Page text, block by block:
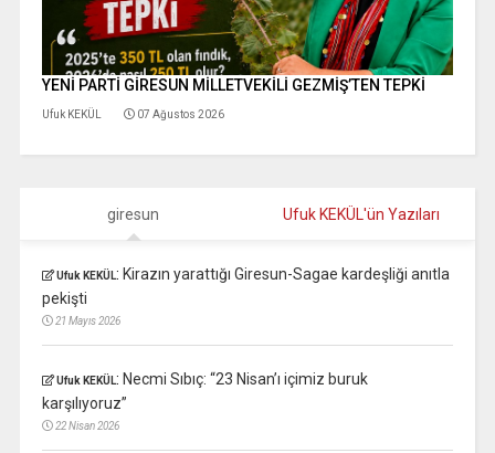
YENİ PARTİ GİRESUN MİLLETVEKİLİ GEZMİŞ’TEN TEPKİ
Ufuk KEKÜL 07 Ağustos 2026
giresun Ufuk KEKÜL'ün Yazıları
Ufuk KEKÜL: Kirazın yarattığı Giresun-Sagae kardeşliği anıtla
pekişti
21 Mayıs 2026
Ufuk KEKÜL: Necmi Sıbıç: “23 Nisan’ı içimiz buruk
karşılıyoruz”
22 Nisan 2026